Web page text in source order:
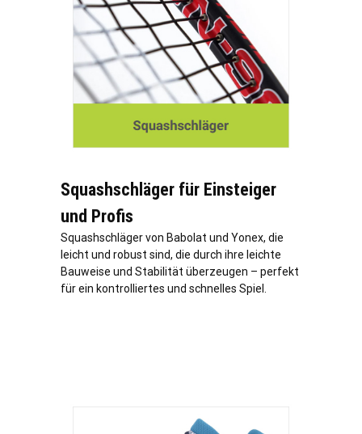
Squashschläger für Einsteiger
und Profis
Squashschläger von Babolat und Yonex, die
leicht und robust sind, die durch ihre leichte
Bauweise und Stabilität überzeugen – perfekt
für ein kontrolliertes und schnelles Spiel.